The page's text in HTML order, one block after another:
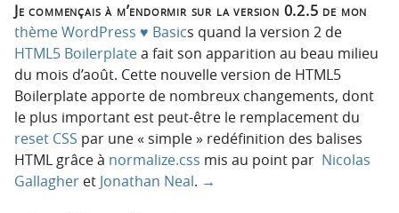
Je commençais à m’endormir sur la version 0.2.5 de mon
thème WordPress ♥ Basics quand la version 2 de
HTML5 Boilerplatea fait son apparition au beau milieu
du mois d’août. Cette nouvelle version de HTML5
Boilerplate apporte de nombreux changements, dont
le plus important est peut-être le remplacement du
reset CSS par une « simple » redéfinition des balises
HTML grâce à normalize.css mis au point par Nicolas
Gallagher et Jonathan Neal. →